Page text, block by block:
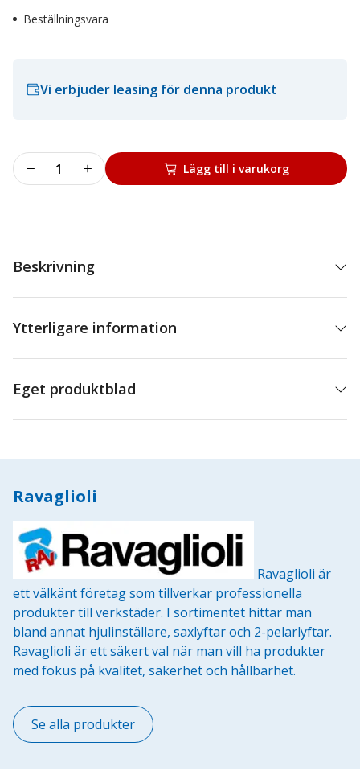
Beställningsvara
Vi erbjuder leasing för denna produkt
Hjulinställare
3D
Lägg till i varukorg
Beskrivning
Ytterligare information
Eget produktblad
Ravaglioli
Ravaglioli är
ett välkänt företag som tillverkar professionella
produkter till verkstäder. I sortimentet hittar man
bland annat hjulinställare, saxlyftar och 2-pelarlyftar.
Ravaglioli är ett säkert val när man vill ha produkter
med fokus på kvalitet, säkerhet och hållbarhet.
Se alla produkter